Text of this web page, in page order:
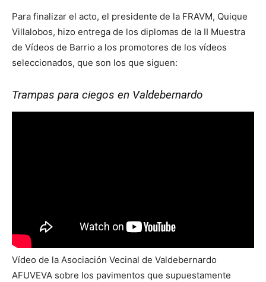
Para finalizar el acto, el presidente de la FRAVM, Quique
Villalobos, hizo entrega de los diplomas de la II Muestra
de Vídeos de Barrio a los promotores de los vídeos
seleccionados, que son los que siguen:
Trampas para ciegos en Valdebernardo
Vídeo de la Asociación Vecinal de Valdebernardo
AFUVEVA sobre los pavimentos que supuestamente